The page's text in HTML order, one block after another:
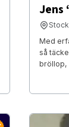
Jens
Med
så
bröllop,